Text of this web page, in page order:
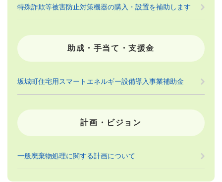
特殊詐欺等被害防止対策機器の購入・設置を補助します
助成・手当て・支援金
坂城町住宅用スマートエネルギー設備導入事業補助金
計画・ビジョン
一般廃棄物処理に関する計画について